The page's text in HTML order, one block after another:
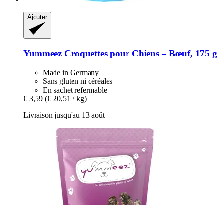
Ajouter
Yummeez Croquettes pour Chiens – Bœuf, 175 g
Made in Germany
Sans gluten ni céréales
En sachet refermable
€ 3,59 (€ 20,51 / kg)
Livraison jusqu'au 13 août